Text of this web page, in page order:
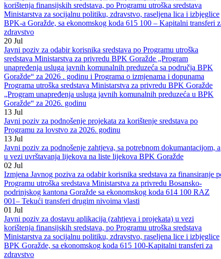
Javni poziviVidi sve
24 Jul
Javni poziv za dostavu aplikacija ( zahtjeva i projekata) u vezi
korištenja finansijskih sredstava, po Programu utroška sredstava
Ministarstva za socijalnu politiku, zdravstvo, raseljena lica i izbjeglice
BPK-a Goražde, sa ekonomskog koda 615 100 – Kapitalni transferi
zdravstvo
20 Jul
Javni poziv za odabir korisnika sredstava po Programu utroška
sredstava Ministarstva za privredu BPK Goražde „Program
unapređenja usluga javnih komunalnih preduzeća sa područja BPK
Goražde“ za 2026 . godinu i Programa o izmjenama i dopunama
Programa utroška sredstava Ministarstva za privredu BPK Goražde
„Program unapređenja usluga javnih komunalnih preduzeća u BPK
Goražde“ za 2026. godinu
13 Jul
Javni poziv za podnošenje projekata za korištenje sredstava po
Programu za lovstvo za 2026. godinu
13 Jul
Javni poziv za podnošenje zahtjeva, sa potrebnom dokumantacijom, a
u vezi uvrštavanja lijekova na liste lijekova BPK Goražde
02 Jul
Izmjena Javnog poziva za odabir korisnika sredstava za finansiranje
Programu utroška sredstava Ministarstva za privredu Bosansko-
podrinjskog kantona Goražde sa ekonomskog koda 614 100 RAZ
001– Tekući transferi drugim nivoima vlasti
01 Jul
Javni poziv za dostavu aplikacija (zahtjeva i projekata) u vezi
korištenja finansijskih sredstava, po Programu utroška sredstava